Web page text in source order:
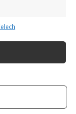
se
studií a práce
že se
v...